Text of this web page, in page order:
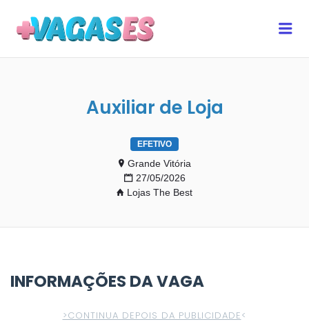
Auxiliar de Loja
EFETIVO
Grande Vitória
27/05/2026
Lojas The Best
INFORMAÇÕES DA VAGA
>CONTINUA DEPOIS DA PUBLICIDADE<